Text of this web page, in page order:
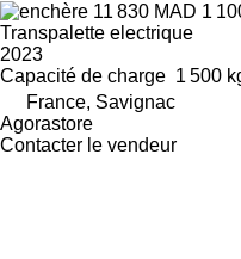
11 830 MAD 1
Transpalette electrique
2023
Capacité de charge 1 500
France, Savignac
Agorastore
Contacter le vendeur